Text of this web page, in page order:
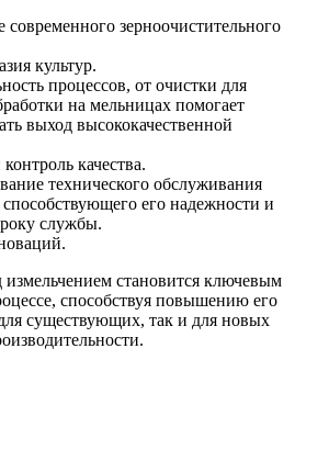
современного зерноочистительного
культур.
процессов, от очистки для
на мельницах помогает
выход высококачественной
качества.
технического обслуживания
его надежности и
службы.
измельчением становится ключевым
способствуя повышению его
существующих, так и для новых